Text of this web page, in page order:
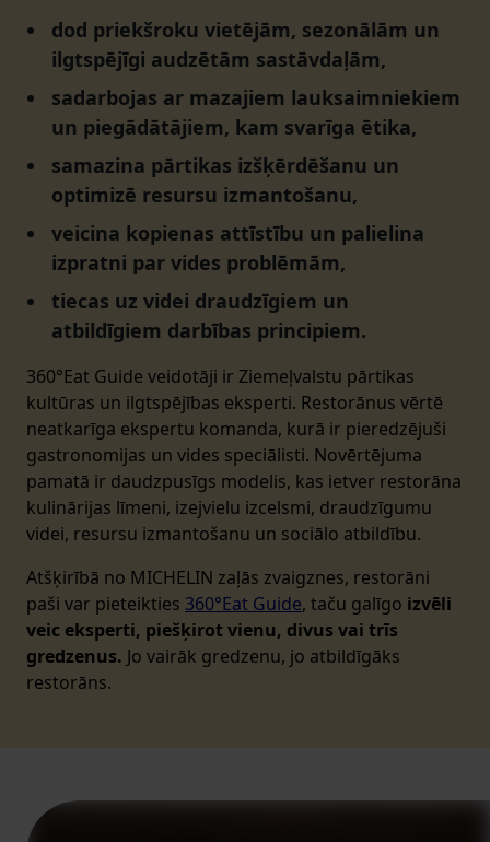
dod priekšroku vietējām, sezonālām un
ilgtspējīgi audzētām sastāvdaļām,
sadarbojas ar mazajiem lauksaimniekiem
un piegādātājiem, kam svarīga ētika,
samazina pārtikas izšķērdēšanu un
optimizē resursu izmantošanu,
veicina kopienas attīstību un palielina
izpratni par vides problēmām,
tiecas uz videi draudzīgiem un
atbildīgiem darbības principiem.
360°Eat Guide veidotāji ir Ziemeļvalstu pārtikas
kultūras un ilgtspējības eksperti. Restorānus vērtē
neatkarīga ekspertu komanda, kurā ir pieredzējuši
gastronomijas un vides speciālisti. Novērtējuma
pamatā ir daudzpusīgs modelis, kas ietver restorāna
kulinārijas līmeni, izejvielu izcelsmi, draudzīgumu
videi, resursu izmantošanu un sociālo atbildību.
Atšķirībā no MICHELIN zaļās zvaigznes, restorāni
paši var pieteikties 360°Eat Guide, taču galīgo izvēli
veic eksperti, piešķirot vienu, divus vai trīs
gredzenus. Jo vairāk gredzenu, jo atbildīgāks
restorāns.